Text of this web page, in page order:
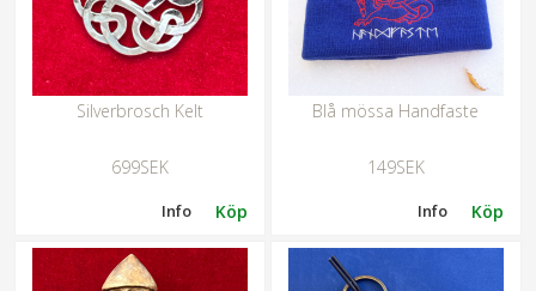
Silverbrosch Kelt
699SEK
Köp
Info
Blå mössa Handfaste
149SEK
Köp
Info